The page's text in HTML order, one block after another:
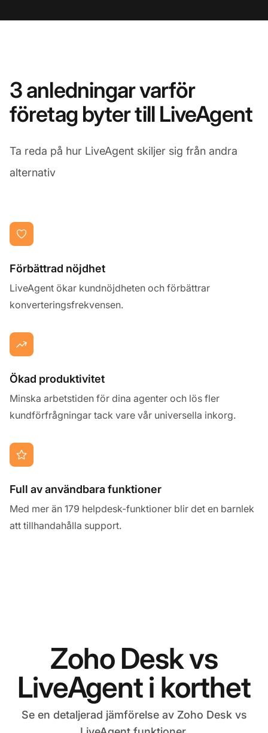
3 anledningar varför
företag byter till LiveAgent
Ta reda på hur LiveAgent skiljer sig från andra
alternativ
Förbättrad nöjdhet
LiveAgent ökar kundnöjdheten och förbättrar
konverteringsfrekvensen.
Ökad produktivitet
Minska arbetstiden för dina agenter och lös fler
kundförfrågningar tack vare vår universella inkorg.
Full av användbara funktioner
Med mer än 179 helpdesk-funktioner blir det en barnlek
att tillhandahålla support.
Zoho Desk vs
LiveAgent i korthet
Se en detaljerad jämförelse av Zoho Desk vs